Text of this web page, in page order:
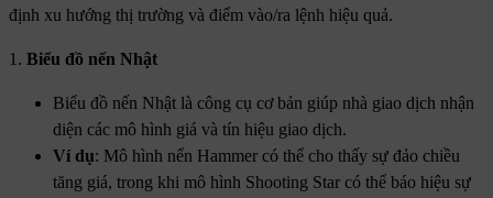
định xu hướng thị trường và điểm vào/ra lệnh hiệu quả.
1. Biểu đồ nến Nhật
Biểu đồ nến Nhật là công cụ cơ bản giúp nhà giao dịch nhận
diện các mô hình giá và tín hiệu giao dịch.
Ví dụ: Mô hình nến Hammer có thể cho thấy sự đảo chiều
tăng giá, trong khi mô hình Shooting Star có thể báo hiệu sự